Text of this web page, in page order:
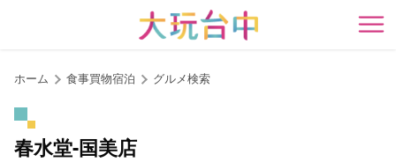
開
ホーム 食事買物宿泊 グルメ検索
春水堂-国美店